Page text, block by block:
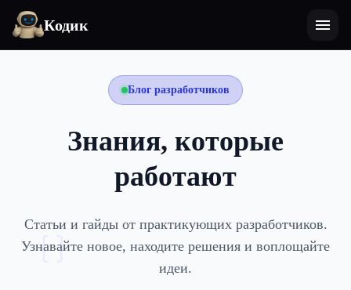
Кодик
{}
Блог разработчиков
Знания, которые
работают
Статьи и гайды от практикующих разработчиков.
Узнавайте новое, находите решения и воплощайте
идеи.